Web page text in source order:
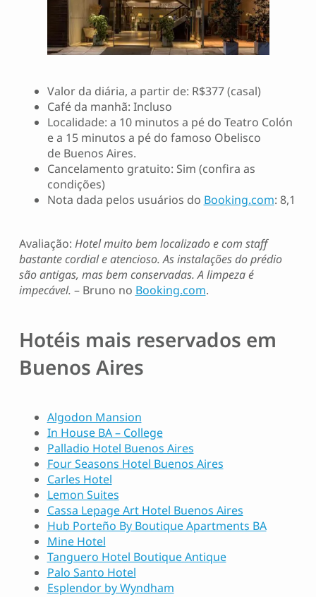
Valor da diária, a partir de: R$377 (casal)
Café da manhã: Incluso
Localidade: a 10 minutos a pé do Teatro Colón
e a 15 minutos a pé do famoso Obelisco
de Buenos Aires.
Cancelamento gratuito: Sim (confira as
condições)
Nota dada pelos usuários do Booking.com: 8,1
Avaliação: Hotel muito bem localizado e com staff
bastante cordial e atencioso. As instalações do prédio
são antigas, mas bem conservadas. A limpeza é
impecável. – Bruno no Booking.com.
Hotéis mais reservados em
Buenos Aires
Algodon Mansion
In House BA – College
Palladio Hotel Buenos Aires
Four Seasons Hotel Buenos Aires
Carles Hotel
Lemon Suites
Cassa Lepage Art Hotel Buenos Aires
Hub Porteño By Boutique Apartments BA
Mine Hotel
Tanguero Hotel Boutique Antique
Palo Santo Hotel
Esplendor by Wyndham